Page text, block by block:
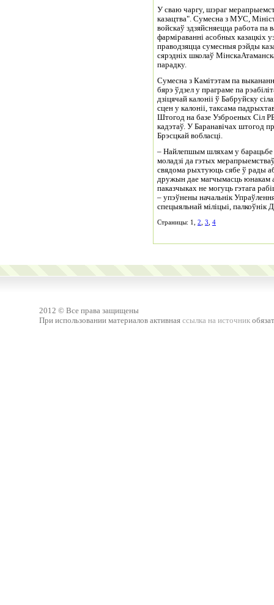
У сваю чаргу, шэраг
казацтва". Сумесна з МУС,
войскаў здзяйсняецца работа па
фарміраванні асобных казацкіх
праводзяцца сумесныя рэйды
сярэдніх школаў
парадку.
Сумесна з Камітэтам па
бярэ ўдзел у праграме па
дзіцячай калоніі ў Бабруйску
сцен у калоніі, таксама
Штогод на базе Узброеных Сіл
кадэтаў. У Баранавічах штогод
Брэсцкай вобласці.
– Найлепшым шляхам у барацьбе
моладзі да гэтых
свядома рыхтуюць сябе ў рады
дружын дае магчымасць юнакам
паказчыках не могуць гэтага
– упэўнены начальнік
спецыяльнай міліцыі, палкоўнік
Страницы: 1, 2 3 4
2012 © Все права защищены
При использовании материалов активная ссылка на источник